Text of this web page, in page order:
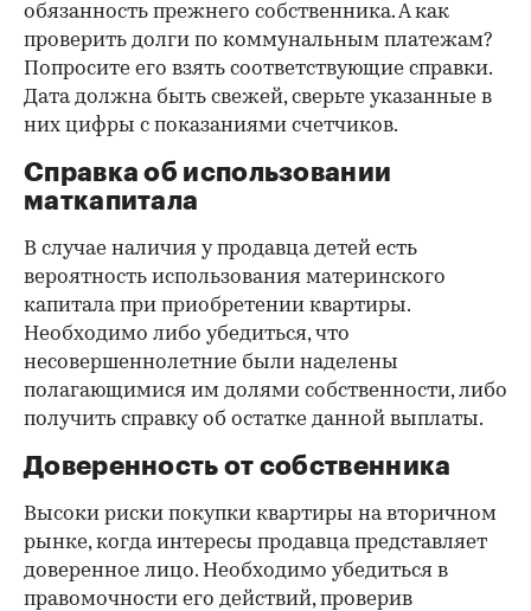
обязанность прежнего собственника. А как
проверить долги по коммунальным платежам?
Попросите его взять соответствующие справки.
Дата должна быть свежей, сверьте указанные в
них цифры с показаниями счетчиков.
Справка об использовании
маткапитала
В случае наличия у продавца детей есть
вероятность использования материнского
капитала при приобретении квартиры.
Необходимо либо убедиться, что
несовершеннолетние были наделены
полагающимися им долями собственности, либо
получить справку об остатке данной выплаты.
Доверенность от собственника
Высоки риски покупки квартиры на вторичном
рынке, когда интересы продавца представляет
доверенное лицо. Необходимо убедиться в
правомочности его действий, проверив